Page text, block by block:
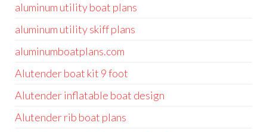
aluminum utility boat plans
aluminum utility skiff plans
aluminumboatplans.com
Alutender boat kit 9 foot
Alutender inflatable boat design
Alutender rib boat plans